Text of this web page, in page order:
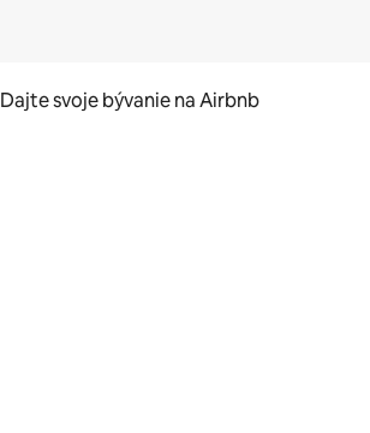
Dajte svoje bývanie na Airbnb